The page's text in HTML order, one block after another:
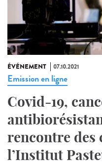
ÉVÉNEMENT 07.10.2021
Emission en ligne
Covid-19,
rencontre des
l’Institut